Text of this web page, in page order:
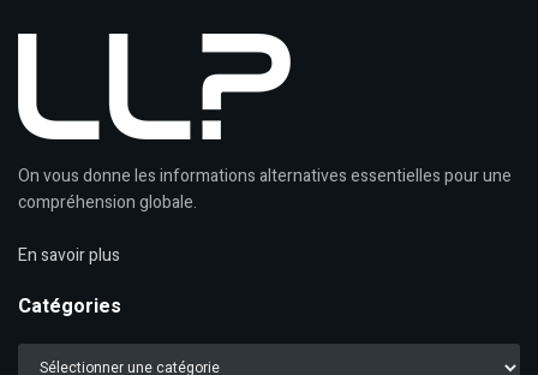
On vous donne les informations alternatives essentielles pour une
compréhension globale.
En savoir plus
Catégories
Catégories